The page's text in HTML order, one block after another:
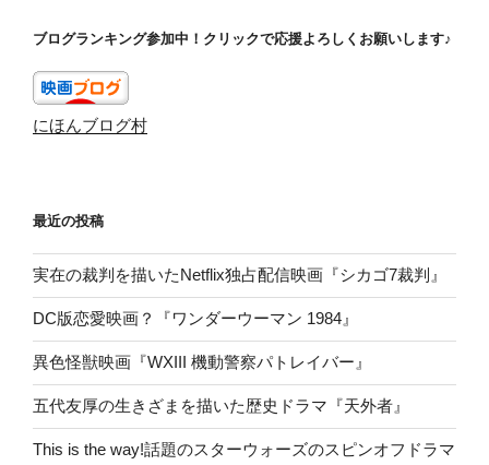
ブログランキング参加中！クリックで応援よろしくお願いします♪
にほんブログ村
最近の投稿
実在の裁判を描いたNetflix独占配信映画『シカゴ7裁判』
DC版恋愛映画？『ワンダーウーマン 1984』
異色怪獣映画『WXIII 機動警察パトレイバー』
五代友厚の生きざまを描いた歴史ドラマ『天外者』
This is the way!話題のスターウォーズのスピンオフドラマ